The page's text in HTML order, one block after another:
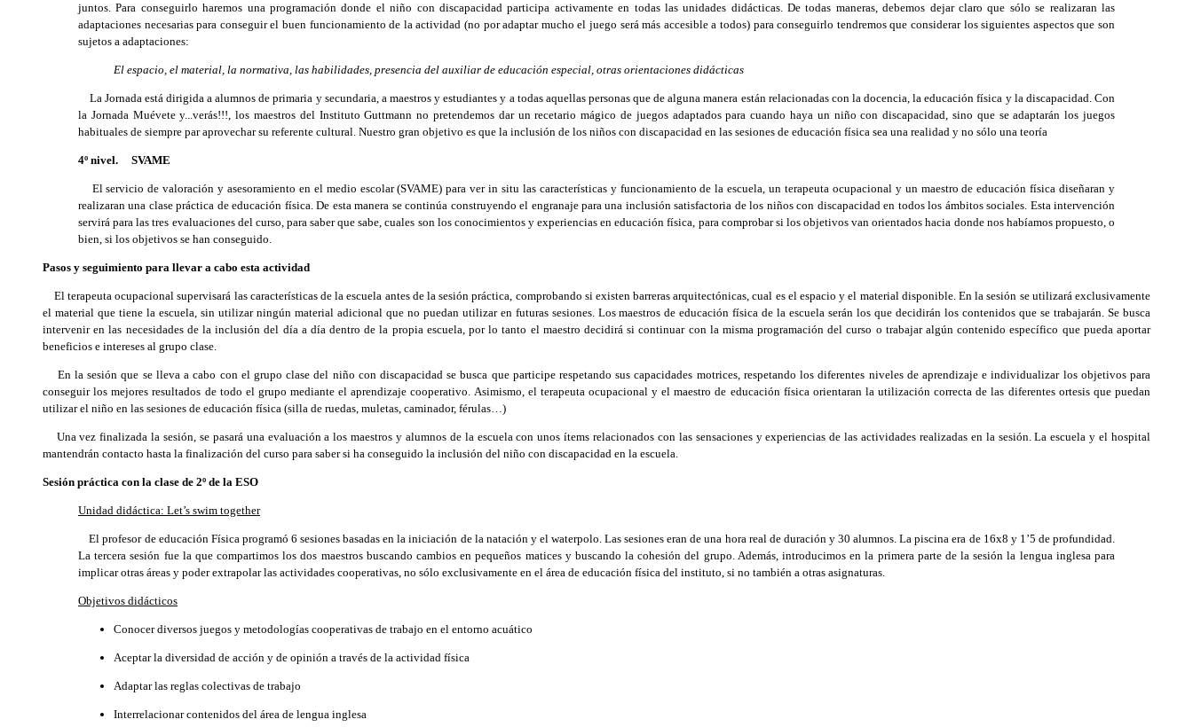
juntos. Para conseguirlo haremos una programación donde el niño con discapacidad participa activamente en todas las unidades didácticas. De todas maneras, debemos dejar claro que sólo se realizaran las
adaptaciones necesarias para conseguir el buen funcionamiento de la actividad (no por adaptar mucho el juego será más accesible a todos) para conseguirlo tendremos que considerar los siguientes aspectos que son
sujetos a adaptaciones:
El espacio, el material, la normativa, las habilidades, presencia del auxiliar de educación especial, otras orientaciones didácticas
La Jornada está dirigida a alumnos de primaria y secundaria, a maestros y estudiantes y a todas aquellas personas que de alguna manera están relacionadas con la docencia, la educación física y la discapacidad. Con
la Jornada Muévete y...verás!!!, los maestros del Instituto Guttmann no pretendemos dar un recetario mágico de juegos adaptados para cuando haya un niño con discapacidad, sino que se adaptarán los juegos
habituales de siempre par aprovechar su referente cultural. Nuestro gran objetivo es que la inclusión de los niños con discapacidad en las sesiones de educación física sea una realidad y no sólo una teoría
4º nivel. SVAME
El servicio de valoración y asesoramiento en el medio escolar (SVAME) para ver in situ las características y funcionamiento de la escuela, un terapeuta ocupacional y un maestro de educación física diseñaran y
realizaran una clase práctica de educación física. De esta manera se continúa construyendo el engranaje para una inclusión satisfactoria de los niños con discapacidad en todos los ámbitos sociales. Esta intervención
servirá para las tres evaluaciones del curso, para saber que sabe, cuales son los conocimientos y experiencias en educación física, para comprobar si los objetivos van orientados hacia donde nos habíamos propuesto, o
bien, si los objetivos se han conseguido.
Pasos y seguimiento para llevar a cabo esta actividad
El terapeuta ocupacional supervisará las características de la escuela antes de la sesión práctica, comprobando si existen barreras arquitectónicas, cual es el espacio y el material disponible. En la sesión se utilizará exclusivamente
el material que tiene la escuela, sin utilizar ningún material adicional que no puedan utilizar en futuras sesiones. Los maestros de educación física de la escuela serán los que decidirán los contenidos que se trabajarán. Se busca
intervenir en las necesidades de la inclusión del día a día dentro de la propia escuela, por lo tanto el maestro decidirá si continuar con la misma programación del curso o trabajar algún contenido específico que pueda aportar
beneficios e intereses al grupo clase.
En la sesión que se lleva a cabo con el grupo clase del niño con discapacidad se busca que participe respetando sus capacidades motrices, respetando los diferentes niveles de aprendizaje e individualizar los objetivos para
conseguir los mejores resultados de todo el grupo mediante el aprendizaje cooperativo. Asimismo, el terapeuta ocupacional y el maestro de educación física orientaran la utilización correcta de las diferentes ortesis que puedan
utilizar el niño en las sesiones de educación física (silla de ruedas, muletas, caminador, férulas…)
Una vez finalizada la sesión, se pasará una evaluación a los maestros y alumnos de la escuela con unos ítems relacionados con las sensaciones y experiencias de las actividades realizadas en la sesión. La escuela y el hospital
mantendrán contacto hasta la finalización del curso para saber si ha conseguido la inclusión del niño con discapacidad en la escuela.
Sesión práctica con la clase de 2º de la ESO
Unidad didáctica: Let’s swim together
El profesor de educación Física programó 6 sesiones basadas en la iniciación de la natación y el waterpolo. Las sesiones eran de una hora real de duración y 30 alumnos. La piscina era de 16x8 y 1’5 de profundidad.
La tercera sesión fue la que compartimos los dos maestros buscando cambios en pequeños matices y buscando la cohesión del grupo. Además, introducimos en la primera parte de la sesión la lengua inglesa para
implicar otras áreas y poder extrapolar las actividades cooperativas, no sólo exclusivamente en el área de educación física del instituto, si no también a otras asignaturas.
Objetivos didácticos
Conocer diversos juegos y metodologías cooperativas de trabajo en el entorno acuático
Aceptar la diversidad de acción y de opinión a través de la actividad física
Adaptar las reglas colectivas de trabajo
Interrelacionar contenidos del área de lengua inglesa